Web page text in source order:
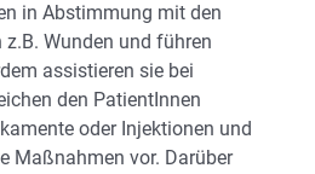
in Abstimmung mit den
Wunden und führen
assistieren sie bei
den PatientInnen
oder Injektionen und
Maßnahmen vor. Darüber